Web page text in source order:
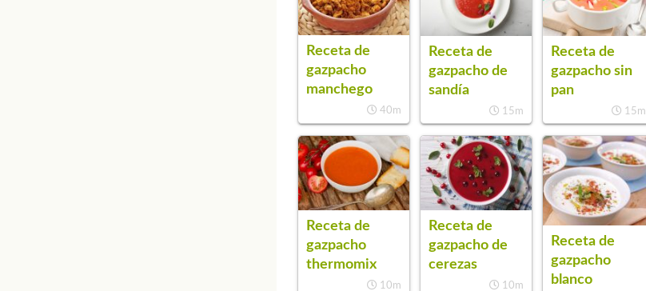
Receta de
gazpacho
manchego
40m
Receta de
gazpacho de
sandía
15m
Receta de
gazpacho sin
pan
15m
Receta de
gazpacho
thermomix
10m
Receta de
gazpacho de
cerezas
10m
Receta de
gazpacho
blanco